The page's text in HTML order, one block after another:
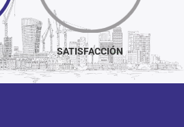
SATISFACCIÓN